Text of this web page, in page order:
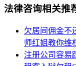
法律咨询相关推
欠居间佣金不
师红姐教你维
注册公司容易